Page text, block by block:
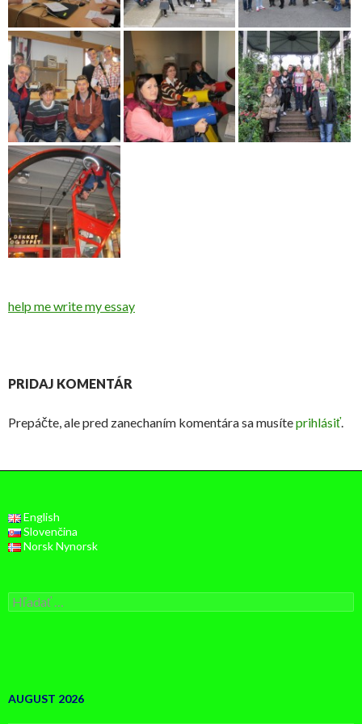
help me write my essay
PRIDAJ KOMENTÁR
Prepáčte, ale pred zanechaním komentára sa musíteprihlásiť.
English
Slovenčina
Norsk Nynorsk
Hľadať:
AUGUST 2026